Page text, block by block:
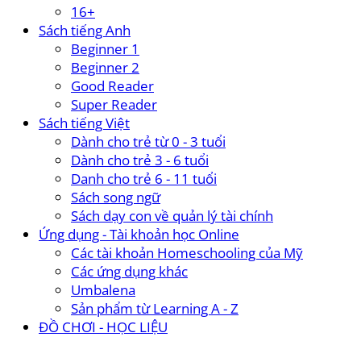
16+
Sách tiếng Anh
Beginner 1
Beginner 2
Good Reader
Super Reader
Sách tiếng Việt
Dành cho trẻ từ 0 - 3 tuổi
Dành cho trẻ 3 - 6 tuổi
Danh cho trẻ 6 - 11 tuổi
Sách song ngữ
Sách dạy con về quản lý tài chính
Ứng dụng - Tài khoản học Online
Các tài khoản Homeschooling của Mỹ
Các ứng dụng khác
Umbalena
Sản phẩm từ Learning A - Z
ĐỒ CHƠI - HỌC LIỆU